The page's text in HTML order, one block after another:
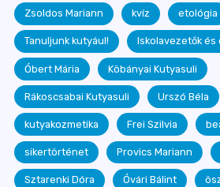
Zsoldos Mariann kvíz etológia
Tanuljunk kutyául! Iskolavezetők és
Óbert Mária Köbányai Kutyasuli
Rákoscsabai Kutyasuli Urszó Béla
kutyakozmetika Frei Szilvia
sikertörténet Provics Mariann
Sztarenki Dóra Óvári Bálint